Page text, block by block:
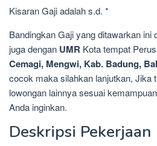
Kisaran Gaji adalah s.d. *
Bandingkan Gaji yang ditawarkan ini
juga dengan UMR Kota tempat
Cemagi, Mengwi, Kab. Badung,
cocok maka silahkan lanjutkan, Jika
lowongan lainnya sesuai
Anda inginkan.
Deskripsi Pekerjaan